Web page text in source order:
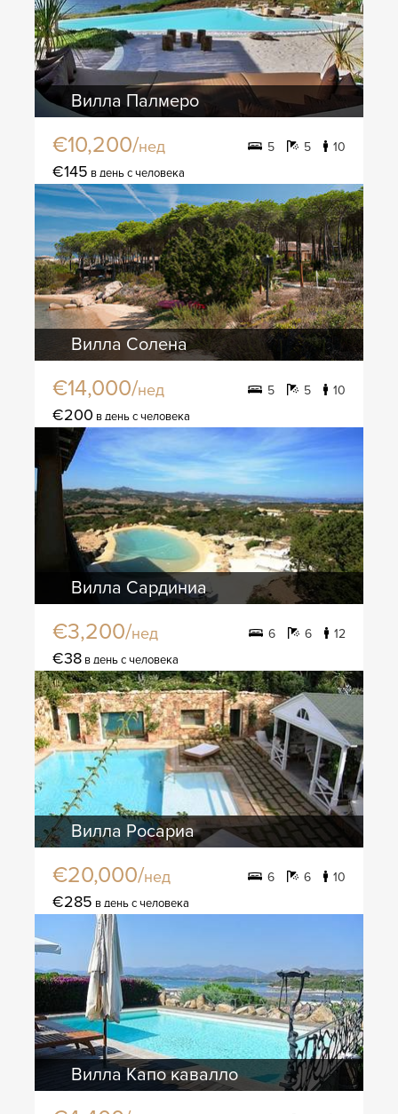
Вилла Палмеро
€10,200/нед 5 5 10
€145 в день с человека
Вилла Солена
€14,000/нед 5 5 10
€200 в день с человека
Вилла Сардиниа
€3,200/нед 6 6 12
€38 в день с человека
Вилла Росариа
€20,000/нед 6 6 10
€285 в день с человека
Вилла Капо кавалло